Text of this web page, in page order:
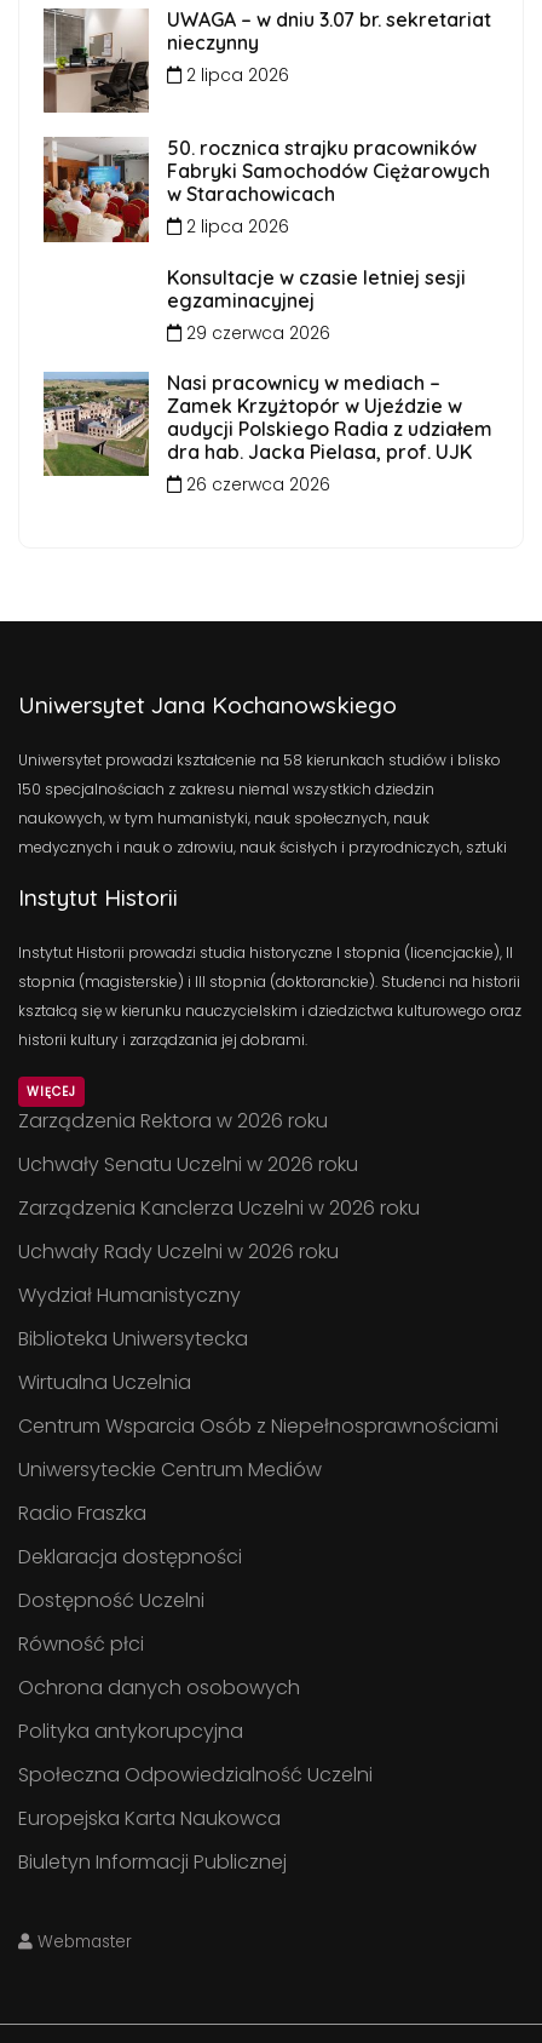
UWAGA – w dniu 3.07 br. sekretariat
nieczynny
2 lipca 2026
50. rocznica strajku pracowników
Fabryki Samochodów Ciężarowych
w Starachowicach
2 lipca 2026
Konsultacje w czasie letniej sesji
egzaminacyjnej
29 czerwca 2026
Nasi pracownicy w mediach –
Zamek Krzyżtopór w Ujeździe w
audycji Polskiego Radia z udziałem
dra hab. Jacka Pielasa, prof. UJK
26 czerwca 2026
Uniwersytet Jana Kochanowskiego
Uniwersytet prowadzi kształcenie na 58 kierunkach studiów i blisko
150 specjalnościach z zakresu niemal wszystkich dziedzin
naukowych, w tym humanistyki, nauk społecznych, nauk
medycznych i nauk o zdrowiu, nauk ścisłych i przyrodniczych, sztuki
Instytut Historii
Instytut Historii prowadzi studia historyczne I stopnia (licencjackie), II
stopnia (magisterskie) i III stopnia (doktoranckie). Studenci na historii
kształcą się w kierunku nauczycielskim i dziedzictwa kulturowego oraz
historii kultury i zarządzania jej dobrami.
WIĘCEJ
Zarządzenia Rektora w 2026 roku
Uchwały Senatu Uczelni w 2026 roku
Zarządzenia Kanclerza Uczelni w 2026 roku
Uchwały Rady Uczelni w 2026 roku
Wydział Humanistyczny
Biblioteka Uniwersytecka
Wirtualna Uczelnia
Centrum Wsparcia Osób z Niepełnosprawnościami
Uniwersyteckie Centrum Mediów
Radio Fraszka
Deklaracja dostępności
Dostępność Uczelni
Równość płci
Ochrona danych osobowych
Polityka antykorupcyjna
Społeczna Odpowiedzialność Uczelni
Europejska Karta Naukowca
Biuletyn Informacji Publicznej
Webmaster